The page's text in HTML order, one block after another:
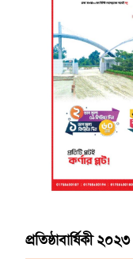
প্রতিষ্ঠাবার্ষিকী ২০২৩